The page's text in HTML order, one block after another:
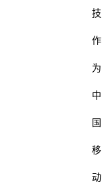
技
作
为
中
国
移
动